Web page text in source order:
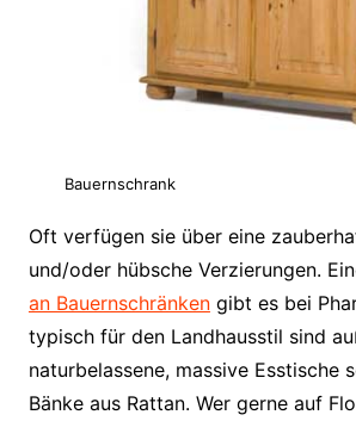
Bauernschrank
Oft verfügen sie über eine
und/oder hübsche Verzierungen.
an Bauernschränkengibt es bei
typisch für den Landhausstil sind
naturbelassene, massive Esstische
Bänke aus Rattan. Wer gerne auf